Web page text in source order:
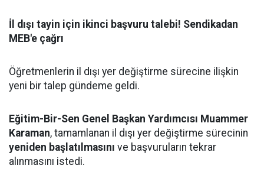
İl dışı tayin için ikinci başvuru talebi! Sendikadan
MEB'e çağrı
Öğretmenlerin il dışı yer değiştirme sürecine ilişkin
yeni bir talep gündeme geldi.
Eğitim-Bir-Sen Genel Başkan Yardımcısı Muammer
Karaman, tamamlanan il dışı yer değiştirme sürecinin
yeniden başlatılmasını ve başvuruların tekrar
alınmasını istedi.